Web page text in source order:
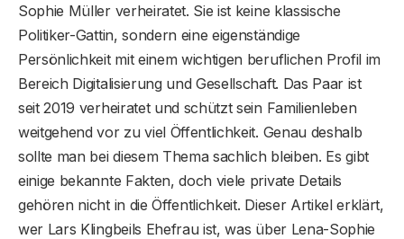
Sophie Müller verheiratet. Sie ist keine klassische
Politiker-Gattin, sondern eine eigenständige
Persönlichkeit mit einem wichtigen beruflichen Profil im
Bereich Digitalisierung und Gesellschaft. Das Paar ist
seit 2019 verheiratet und schützt sein Familienleben
weitgehend vor zu viel Öffentlichkeit. Genau deshalb
sollte man bei diesem Thema sachlich bleiben. Es gibt
einige bekannte Fakten, doch viele private Details
gehören nicht in die Öffentlichkeit. Dieser Artikel erklärt,
wer Lars Klingbeils Ehefrau ist, was über Lena-Sophie